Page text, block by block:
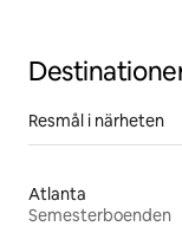
Resmål i närheten
Atlanta
Semesterboenden